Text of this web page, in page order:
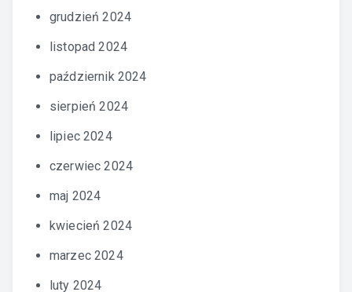
grudzień 2024
listopad 2024
październik 2024
sierpień 2024
lipiec 2024
czerwiec 2024
maj 2024
kwiecień 2024
marzec 2024
luty 2024